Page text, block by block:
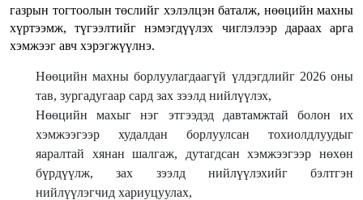
газрын тогтоолын төслийг хэлэлцэн баталж, нөөцийн махны
хүртээмж, түгээлтийг нэмэгдүүлэх чиглэлээр дараах арга
хэмжээг авч хэрэгжүүлнэ.
Нөөцийн махны борлуулагдаагүй үлдэгдлийг 2026 оны
тав, зургадугаар сард зах зээлд нийлүүлэх,
Нөөцийн махыг нэг этгээдэд давтамжтай болон их
хэмжээгээр худалдан борлуулсан тохиолдлуудыг
яаралтай хянан шалгаж, дутагдсан хэмжээгээр нөхөн
бүрдүүлж, зах зээлд нийлүүлэхийг бэлтгэн
нийлүүлэгчид хариуцуулах,